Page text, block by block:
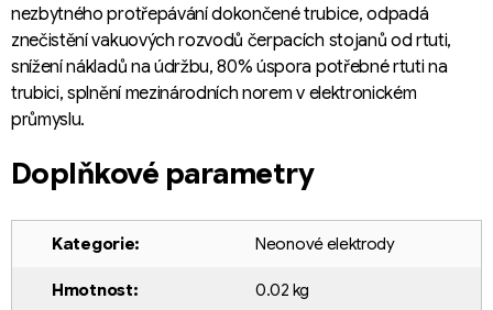
nezbytného protřepávání dokončené trubice, odpadá
znečistění vakuových rozvodů čerpacích stojanů od rtuti,
snížení nákladů na údržbu, 80% úspora potřebné rtuti na
trubici, splnění mezinárodních norem v elektronickém
průmyslu.
Doplňkové parametry
Kategorie: Neonové elektrody
Hmotnost: 0.02 kg